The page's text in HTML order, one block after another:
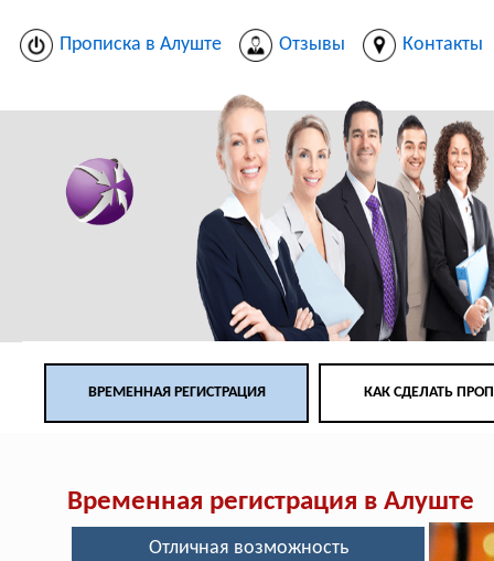
Прописка в Алуште Отзывы Контакты
ВРЕМЕННАЯ РЕГИСТРАЦИЯ КАК СДЕЛАТЬ
Временная регистрация в Алуште
Отличная возможность